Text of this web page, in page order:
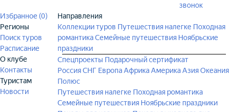
звонок
Избранное (0)
Регионы
Поиск туров
Расписание
О клубе
Контакты
Туристам
Новости
Направления
Коллекции туров Путешествия налегке Походная
романтикаСемейные путешествия Ноябрьские
праздники
Спецпроекты Подарочный сертификат
РоссияСНГ ЕвропаАфрикаАмерикаАзияОкеания
Полюс
Путешествия налегке Походная романтика
Семейные путешествия Ноябрьские праздники